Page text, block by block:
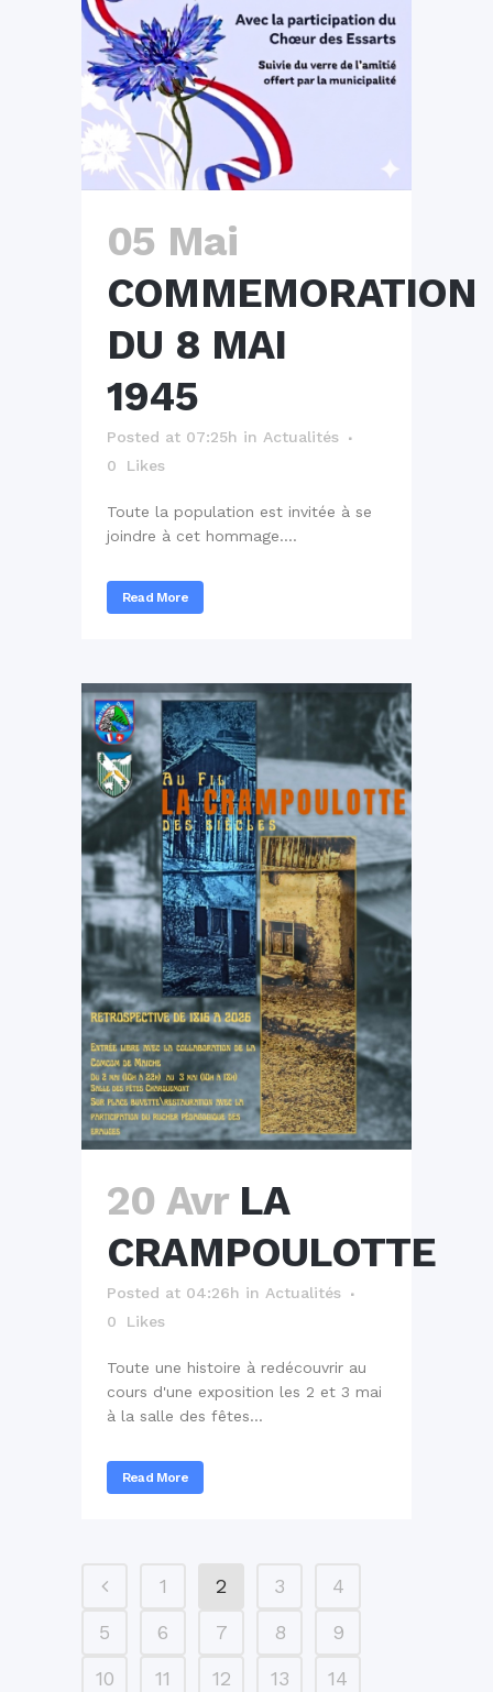
05 Mai
COMMEMORATION
DU 8 MAI
1945
Posted at 07:25h in Actualités
0
Likes
Toute la population est invitée à se
joindre à cet hommage....
Read More
20 Avr LA
CRAMPOULOTTE
Posted at 04:26h in Actualités
0
Likes
Toute une histoire à redécouvrir au
cours d'une exposition les 2 et 3 mai
à la salle des fêtes...
Read More
1 2 3
4
5
6 7 8
9
10
11 12 13
14